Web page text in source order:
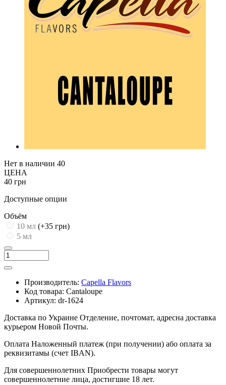
Нет в наличии 40
ЦЕНА
40 грн
Доступные опции
Объём
10 мл (+35 грн)
5 мл
Производитель: Capella Flavors
Код товара: Cantaloupe
Артикул: dr-1624
Доставка по Украине Отделение, почтомат, адресна доставка
курьером Новой Почты.
Оплата Наложенный платеж (при получении) або оплата за
реквизитамы (счет IBAN).
Для совершеннолетних Приобрести товары могут
совершеннолетние лица, достигшие 18 лет.